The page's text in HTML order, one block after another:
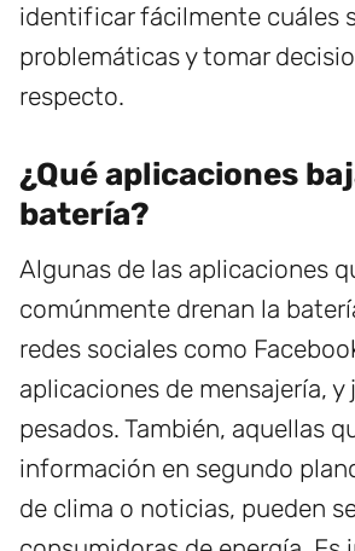
identificar fácilmente cuáles
problemáticas y tomar
respecto.
¿Qué aplicaciones
batería?
Algunas de las aplicaciones
comúnmente drenan la
redes sociales como
aplicaciones de mensajería, y
pesados. También, aquellas
información en segundo
de clima o noticias, pueden